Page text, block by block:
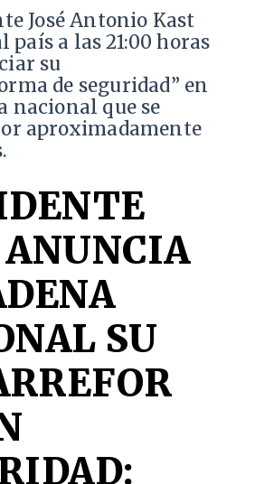
José Antonio Kast
país a las 21:00 horas
su
de seguridad” en
nacional que se
aproximadamente
SU